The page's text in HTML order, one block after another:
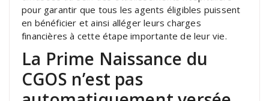
pour garantir que tous les agents éligibles puissent
en bénéficier et ainsi alléger leurs charges
financières à cette étape importante de leur vie.
La Prime Naissance du
CGOS n’est pas